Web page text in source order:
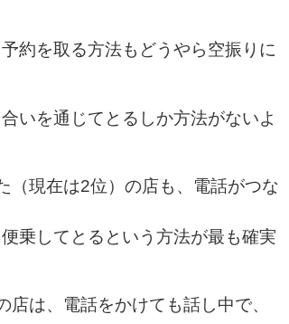
約を取る方法もどうやら空振りに
いを通じてとるしか方法がないよ
（現在は2位）の店も、電話がつな
乗してとるという方法が最も確実
は、電話をかけても話し中で、